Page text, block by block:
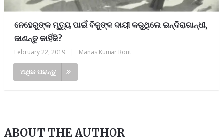
ନେହେରୁଙ୍କ ମୃତ୍ୟୁ ପାଇଁ ବିଜୁଙ୍କ ଦାୟୀ କରୁଥିଲେ ଇନ୍ଦିରାଗାନ୍ଧୀ,
ଜାଣନ୍ତୁ କାହିଁକି?
February 22, 2019 Manas Kumar Rout
ଅଧିକ ପଢନ୍ତୁ
ABOUT THE AUTHOR